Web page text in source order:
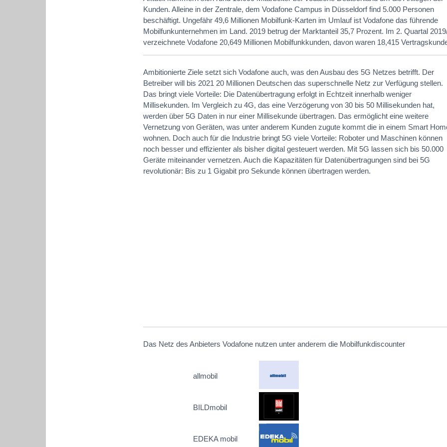
Kunden. Alleine in der Zentrale, dem Vodafone Campus in Düsseldorf find 5.000 Personen
beschäftigt. Ungefähr 49,6 Millionen Mobilfunk-Karten im Umlauf ist Vodafone das führende
Mobilfunkunternehmen im Land. 2019 betrug der Marktanteil 35,7 Prozent. Im 2. Quartal
verzeichnete Vodafone 20,649 Millionen Mobilfunkkunden, davon waren 18,415
Ambitionierte Ziele setzt sich Vodafone auch, was den Ausbau des 5G Netzes betrifft. Der
Betreiber will bis 2021 20 Millionen Deutschen das superschnelle Netz zur Verfügung stellen.
Das bringt viele Vorteile: Die Datenübertragung erfolgt in Echtzeit innerhalb weniger
Millisekunden. Im Vergleich zu 4G, das eine Verzögerung von 30 bis 50 Millisekunden hat,
werden über 5G Daten in nur einer Millisekunde übertragen. Das ermöglicht eine weitere
Vernetzung von Geräten, was unter anderem Kunden zugute kommt die in einem Smart
wohnen. Doch auch für die Industrie bringt 5G viele Vorteile: Roboter und Maschinen können
noch besser und effizienter als bisher digital gesteuert werden. Mit 5G lassen sich bis 50.000
Geräte miteinander vernetzen. Auch die Kapazitäten für Datenübertragungen sind bei 5G
revolutionär: Bis zu 1 Gigabit pro Sekunde können übertragen werden.
Das Netz des Anbieters Vodafone nutzen unter anderem die Mobilfunkdiscounter
allmobil
BILDmobil
EDEKA mobil